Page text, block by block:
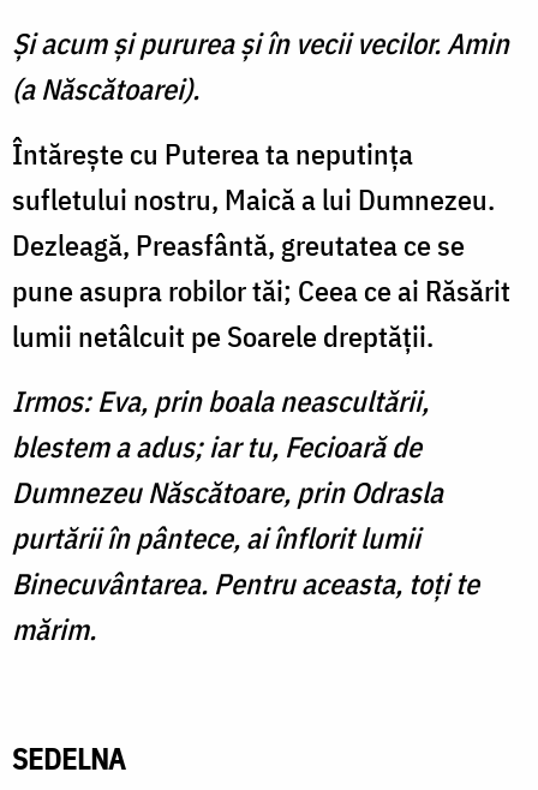
Şi acum şi pururea şi în vecii vecilor. Amin
(a Născătoarei).
Întăreşte cu Puterea ta nepu­tinţa
sufletului nostru, Maică a lui Dumnezeu.
Dezleagă, Prea­sfântă, greutatea ce se
pune asupra robilor tăi; Ceea ce ai Răsărit
lumii netâlcuit pe Soarele dreptăţii.
Irmos: Eva, prin boala neascul­tării,
blestem a adus; iar tu, Fecioară de
Dumnezeu Născătoare, prin Odrasla
purtării în pântece, ai înflorit lumii
Binecuvântarea. Pentru aceasta, toţi te
mărim.
SEDELNA